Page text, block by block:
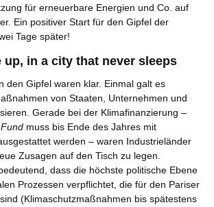
für erneuerbare Energien und Co. auf
Ein positiver Start für den Gipfel der
Tage später!
up, in a city that never sleeps
den Gipfel waren klar. Einmal galt es
von Staaten, Unternehmen und
Gerade bei der Klimafinanzierung –
muss bis Ende des Jahres mit
werden – waren Industrieländer
Zusagen auf den Tisch zu legen.
dass die höchste politische Ebene
Prozessen verpflichtet, die für den Pariser
(Klimaschutzmaßnahmen bis spätestens